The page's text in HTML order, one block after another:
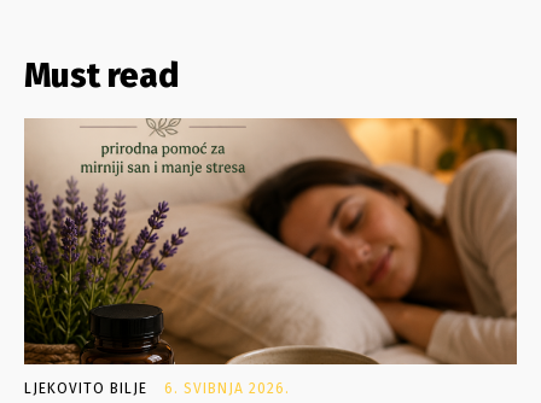
Must read
LJEKOVITO BILJE 6. SVIBNJA 2026.